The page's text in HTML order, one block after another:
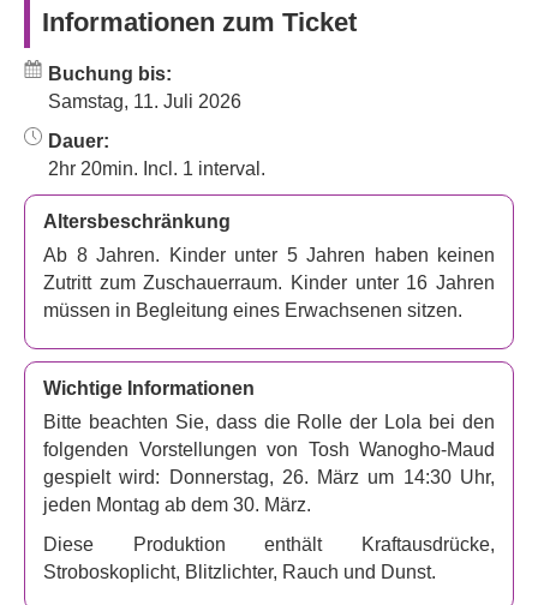
Informationen zum Ticket
Buchung bis:
Samstag, 11. Juli 2026
Dauer:
2hr 20min. Incl. 1 interval.
Altersbeschränkung
Ab 8 Jahren. Kinder unter 5 Jahren haben keinen
Zutritt zum Zuschauerraum. Kinder unter 16 Jahren
müssen in Begleitung eines Erwachsenen sitzen.
Wichtige Informationen
Bitte beachten Sie, dass die Rolle der Lola bei den
folgenden Vorstellungen von Tosh Wanogho-Maud
gespielt wird: Donnerstag, 26. März um 14:30 Uhr,
jeden Montag ab dem 30. März.
Diese Produktion enthält Kraftausdrücke,
Stroboskoplicht, Blitzlichter, Rauch und Dunst.